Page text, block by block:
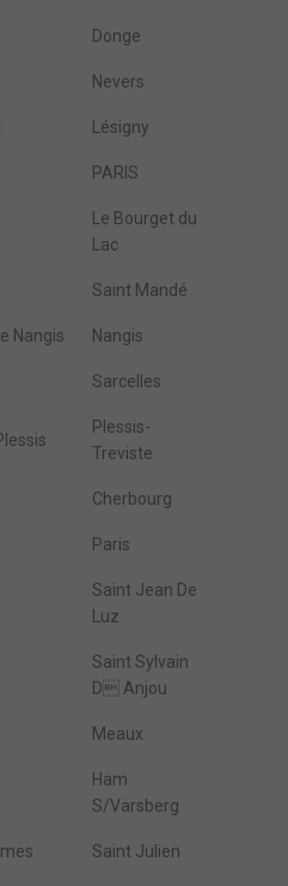
Donge
Nevers
Lésigny
PARIS
Le Bourget du
Lac
Saint Mandé
Nangis Nangis
Sarcelles
Plessis-
Treviste
Cherbourg
Paris
Saint Jean De
Luz
Saint Sylvain
D Anjou
Meaux
Ham
S/Varsberg
Saint Julien